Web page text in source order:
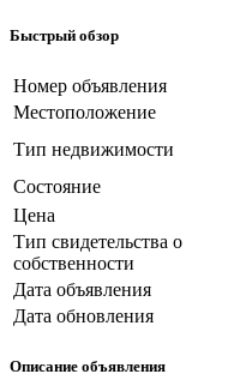
Быстрый обзор
Номер объявления
Местоположение
Тип недвижимости
Состояние
Цена
Тип свидетельства о
собственности
Дата объявления
Дата обновления
Описание объявления